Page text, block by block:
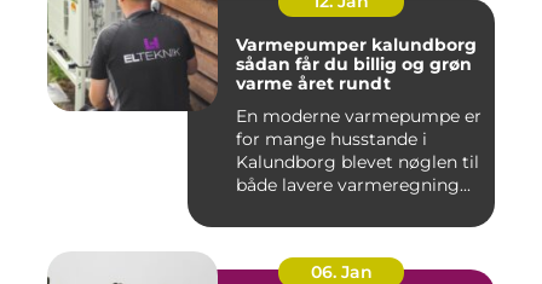
Varmepumper kalundborg
sådan får du billig og grøn
varme året rundt
En moderne varmepumpe er
for mange husstande i
Kalundborg blevet nøglen til
både lavere varmeregning...
06. Jan